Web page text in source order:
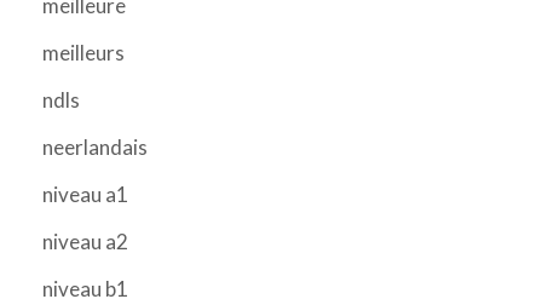
meilleurs
ndls
neerlandais
niveau a1
niveau a2
niveau b1